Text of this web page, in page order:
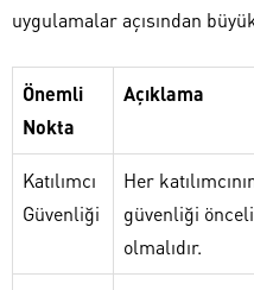
uygulamalar açısından
Önemli
Nokta
Açıklama
Katılımcı
Güvenliği
Her
güvenliği
olmalıdır.